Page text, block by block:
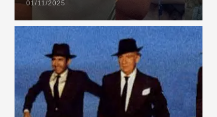
01/11/2025